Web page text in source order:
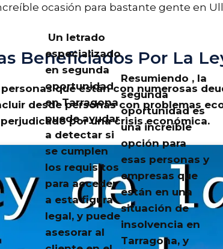
ocasión para bastante gente en
Beneficiados Por La
que están con numerosas
desde personas con problemas
por una crisis económica.
Un letrado
especializado
en segunda
oportunidad
en Tarragona
puede ayudar
a detectar si
se cumplen
los requisitos
para acceder
a esta figura
legal, y puede
asesorar al
Resumiendo , la
segunda
oportunidad es
una increíble
opción para
esas personas y
empresas que
están en una
situación de
insolvencia en
Tarragona, y